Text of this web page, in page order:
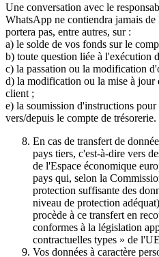
Une conversation avec le
WhatsApp ne contiendra jamais
portera pas, entre autres, sur :
a) le solde de vos fonds sur le
b) toute question liée à l'exécution
c) la passation ou la modification
d) la modification ou la mise à jour
client ;
e) la soumission d'instructions
vers/depuis le compte de trésorerie.
En cas de transfert de
pays tiers, c'est-à-dire vers
de l'Espace économique
pays qui, selon la
protection suffisante des
niveau de protection
procède à ce transfert en
conformes à la législation
contractuelles types » de
Vos données à caractère